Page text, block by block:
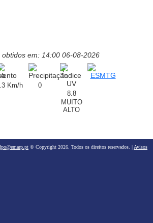
obtidos em: 14:00 06-08-2026
Km/h
0
8.8
MUITO
ALTO
© Copyright 2026. Todos os direitos reservados. | Avisos